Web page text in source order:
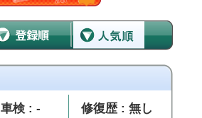
車検 : - 修復歴 : 無し